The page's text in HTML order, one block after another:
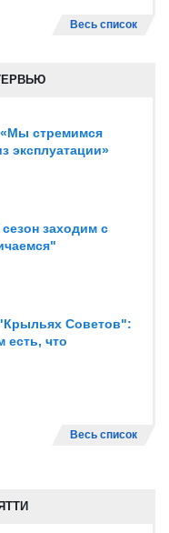
Весь список
стремимся
эксплуатации»
заходим с
Советов":
есть, что
Весь список